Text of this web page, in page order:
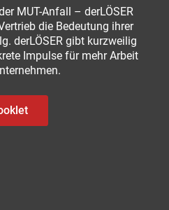
MUT-Anfall – derLÖSER
die Bedeutung ihrer
derLÖSER gibt kurzweilig
Impulse für mehr Arbeit